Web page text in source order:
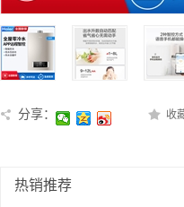
分享： 收
热销推荐